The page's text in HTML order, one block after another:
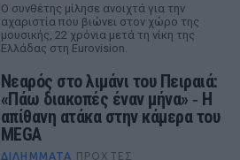
Ο συνθέτης μίλησε ανοιχτά για την
αχαριστία που βιώνει στον χώρο της
μουσικής, 22 χρόνια μετά τη νίκη της
Ελλάδας στη Eurovision.
Νεαρός στο λιμάνι του Πειραιά:
«Πάω διακοπές έναν μήνα» ‑ Η
απίθανη ατάκα στην κάμερα του
MEGA
ΔΙΛΉΜΜΑΤΑ ΠΡΟΧΤΈΣ